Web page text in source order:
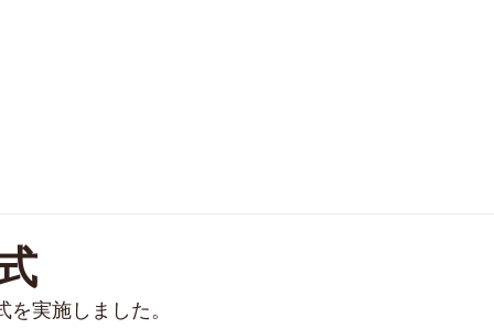
実施しました。